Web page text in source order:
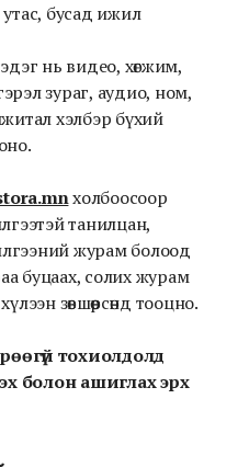
бусад ижил
нь видео, хөгжим,
зураг, аудио, ном,
хэлбэр бүхий
холбоосоор
танилцан,
журам болоод
буцаах, солих журам
зөвшөөрсөнд тооцно.
тохиолдолд
болон ашиглах эрх